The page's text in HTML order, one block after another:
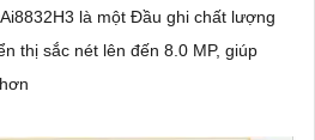
là một Đầu ghi chất lượng
thị sắc nét lên đến 8.0 MP, giúp